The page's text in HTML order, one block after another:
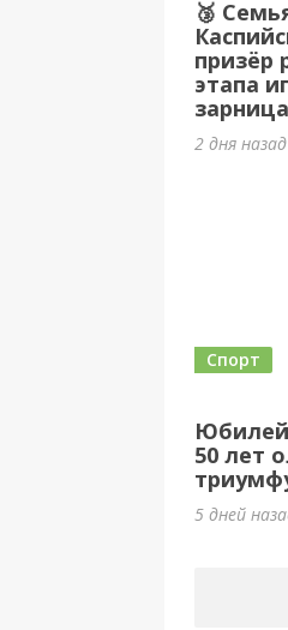
🥉
призёр
этапа
2 дня
50 лет
Спорт
5 дней